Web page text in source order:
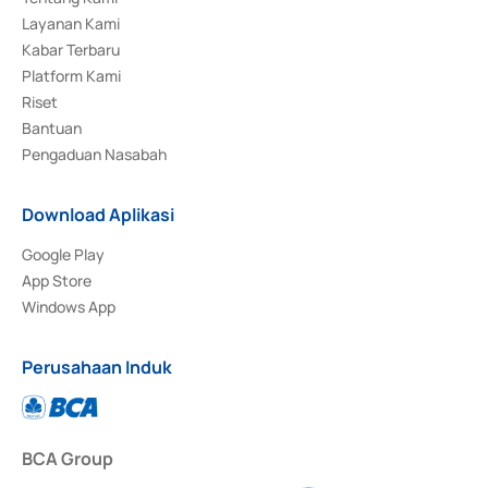
Layanan Kami
Kabar Terbaru
Platform Kami
Riset
Bantuan
Pengaduan Nasabah
Download Aplikasi
Google Play
App Store
Windows App
Perusahaan Induk
BCA Group